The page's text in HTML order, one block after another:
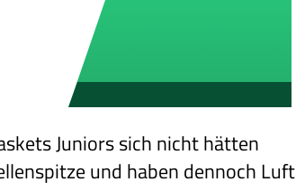
Juniors sich nicht hätten
und haben dennoch Luft